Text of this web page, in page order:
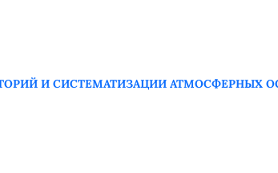
И СИСТЕМАТИЗАЦИИ АТМОСФЕРНЫХ